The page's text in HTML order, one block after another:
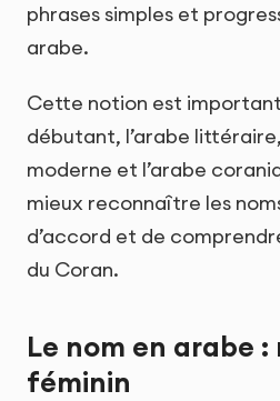
phrases simples et
arabe.
Cette notion est
débutant, l’arabe
moderne et l’arabe
mieux reconnaître les
d’accord et de
du Coran.
Le nom en arabe
féminin